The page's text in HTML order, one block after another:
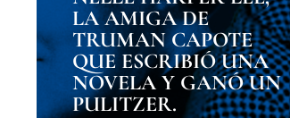
LA AMIGA DE
TRUMAN CAPOTE
QUE ESCRIBIÓ UNA
NOVELA Y GANÓ UN
PULITZER.